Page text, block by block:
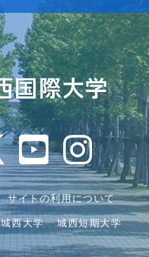
サイトの利用について
城西大学 城西短期大学